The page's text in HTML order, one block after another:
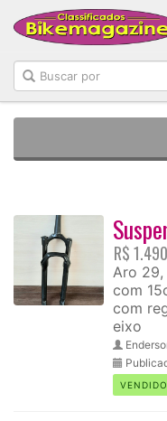
R$
Aro 29,
com
com
eixo
VENDIDO